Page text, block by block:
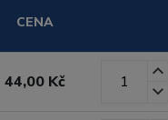
CENA
44,00 Kč